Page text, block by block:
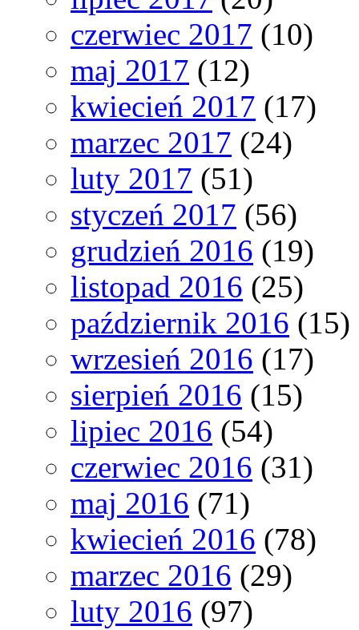
czerwiec 2017 (10)
maj 2017 (12)
kwiecień 2017 (17)
marzec 2017 (24)
luty 2017 (51)
styczeń 2017 (56)
grudzień 2016 (19)
listopad 2016 (25)
październik 2016 (15)
wrzesień 2016 (17)
sierpień 2016 (15)
lipiec 2016 (54)
czerwiec 2016 (31)
maj 2016 (71)
kwiecień 2016 (78)
marzec 2016 (29)
luty 2016 (97)